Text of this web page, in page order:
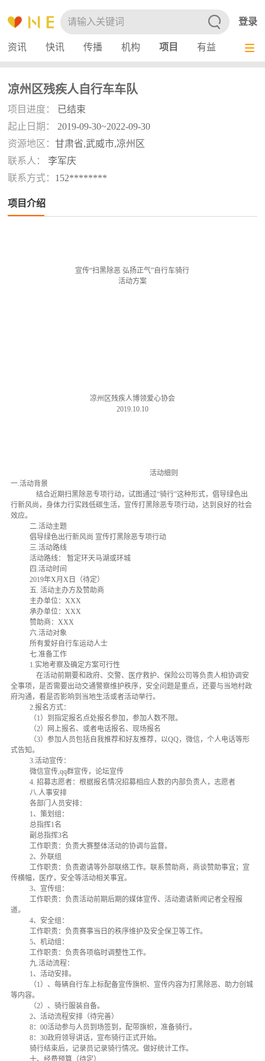
登录
资讯 快讯 传播 机构 项目 有益 服务
凉州区残疾人自行车车队
项目进度： 已结束
起止日期： 2019-09-30~2022-09-30
资源地区：甘肃省,武威市,凉州区
联系人：
李军庆
联系方式： 152********
项目介绍
宣传“扫黑除恶 弘扬正气”自行车骑行
活动方案
凉州区残疾人博领爱心协会
2019.10.10
活动细则
一.活动背景
结合近期扫黑除恶专项行动，试图通过“骑行”这种形式，倡导绿色出
行新风尚，身体力行实践低碳生活，宣传打黑除恶专项行动，达到良好的社会
效应。
二.活动主题
倡导绿色出行新风尚 宣传打黑除恶专项行动
三.活动路线
活动路线：
暂定环天马湖或环城
四 .活动时间
2019年X月X日（待定）
五. 活动主办方及赞助商
主办单位：XXX
承办单位：XXX
赞助商：XXX
六.活动对象
所有爱好自行车运动人士
七.准备工作
1.实地考察及确定方案可行性
在活动前期要和政府、交警、医疗救护、保险公司等负责人相协调安
全事项，是否需要出动交通警察维护秩序，安全问题是重点，还要与当地村政
府沟通，看是否影响到当地生活或者活动举行。
2.报名方式：
（1）到指定报名点处报名参加，参加人数不限。
（2）网上报名、或者电话报名、现场报名
（3）参加人员包括自我推荐和好友推荐，以QQ，微信，个人电话等形
式告知。
3.活动宣传：
微信宣传,qq群宣传，论坛宣传
4. 招募志愿者：根据报名情况招募相应人数的内部负责人，志愿者
八.人事安排
各部门人员安排：
1、策划组：
总指挥1名
副总指挥3名
工作职责：负责大赛整体活动的协调与监督。
2、外联组
工作职责：负责邀请等外部联络工作。联系赞助商，商谈赞助事宜；宣
传横幅，医疗，安全等活动相关事宜。
3、宣传组：
工作职责：负责活动前期后期的媒体宣传、活动邀请新闻记者全程报
道。
4、安全组：
工作职责：负责赛事当日的秩序维护及安全保卫等工作。
5、机动组：
工作职责：负责各项临时调整性工作。
九.活动流程：
1、活动安排。
（1）、每辆自行车上标配备宣传旗帜、宣传内容为打黑除恶、助力创城
等内容。
（2）、骑行服装自备。
2、活动流程安排（待完善）
8：00活动参与人员到场签到，配带旗帜，准备骑行。
8：30政府领导讲话，宣布骑行正式开始。
骑行结束后，记录员记录骑行情况。做好统计工作。
十、经费预算（待定）